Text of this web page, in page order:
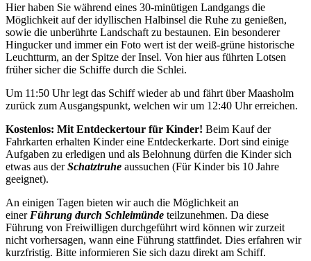
Hier haben Sie während eines 30-minütigen Landgangs die
Möglichkeit auf der idyllischen Halbinsel die Ruhe zu genießen,
sowie die unberührte Landschaft zu bestaunen. Ein besonderer
Hingucker und immer ein Foto wert ist der weiß-grüne historische
Leuchtturm, an der Spitze der Insel. Von hier aus führten Lotsen
früher sicher die Schiffe durch die Schlei.
Um 11:50 Uhr legt das Schiff wieder ab und fährt über Maasholm
zurück zum Ausgangspunkt, welchen wir um 12:40 Uhr erreichen.
Kostenlos: Mit Entdeckertour für Kinder! Beim Kauf der
Fahrkarten erhalten Kinder eine Entdeckerkarte. Dort sind einige
Aufgaben zu erledigen und als Belohnung dürfen die Kinder sich
etwas aus derSchatztruhe aussuchen (Für Kinder bis 10 Jahre
geeignet).
An einigen Tagen bieten wir auch die Möglichkeit an
einer Führung durch Schleimünde teilzunehmen. Da diese
Führung von Freiwilligen durchgeführt wird können wir zurzeit
nicht vorhersagen, wann eine Führung stattfindet. Dies erfahren wir
kurzfristig. Bitte informieren Sie sich dazu direkt am Schiff.